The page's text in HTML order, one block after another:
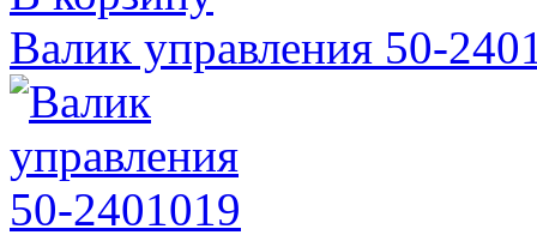
Валик управления 50-